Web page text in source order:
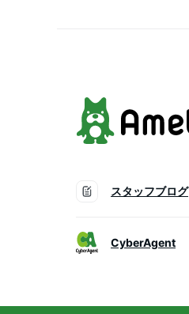
スタッフブログ
CyberAgent